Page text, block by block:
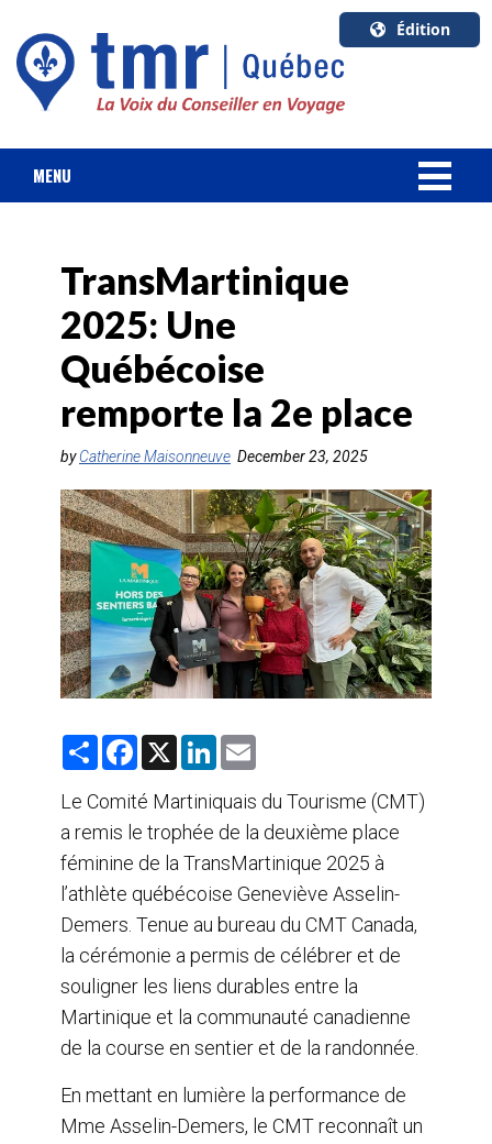
Édition
U.S.A.
English
Canada
MENU
FORFAIT VACANCES
CROISIÈRES
HOTELS & RESORTS
DESTINATIONS
AGENTS DE VOYAGE
FORMATION & RESSOURCES
TransMartinique
2025: Une
Québécoise
remporte la 2e place
byCatherine Maisonneuve December 23, 2025
S
r
e
F
e
b
o
k
X
L
k
e
d
n
Le Comité Martiniquais du Tourisme (CMT)
a remis le trophée de la deuxième place
féminine de la TransMartinique 2025 à
l’athlète québécoise Geneviève Asselin-
Demers. Tenue au bureau du CMT Canada,
la cérémonie a permis de célébrer et de
souligner les liens durables entre la
Martinique et la communauté canadienne
de la course en sentier et de la randonnée.
En mettant en lumière la performance de
Mme Asselin-Demers, le CMT reconnaît un